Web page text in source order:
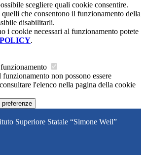
scegliere quali cookie consentire.
che consentono il funzionamento della
disabilitarli.
i cookie necessari al funzionamento potete
.
non possono essere
l'elenco nella pagina della cookie
Superiore Statale “Simone Weil”